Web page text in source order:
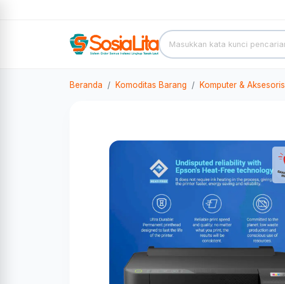
Beranda Komoditas Barang Komputer & Aksesoris